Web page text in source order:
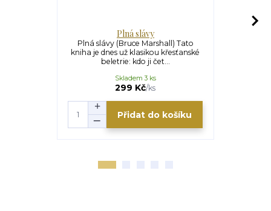
Plná slávy
Plná slávy (Bruce Marshall) Tato
kniha je dnes už klasikou křesťanské
beletrie: kdo ji čet...
299 Kč/ks
Skladem 3 ks
Přidat do košíku